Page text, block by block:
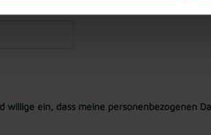
willige ein, dass meine personenbezogenen